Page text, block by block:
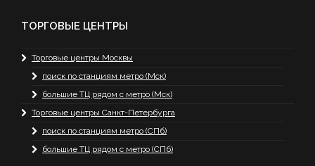
ТОРГОВЫЕ ЦЕНТРЫ
Торговые центры Москвы
поиск по станциям метро (Мск)
большие ТЦ рядом с метро (Мск)
Торговые центры Санкт-Петербурга
поиск по станциям метро (СПб)
большие ТЦ рядом с метро (СПб)